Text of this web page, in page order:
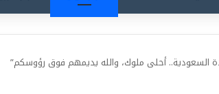
السعودية.. أحلى ملوك، والله يديمهم فوق رؤوسكم”